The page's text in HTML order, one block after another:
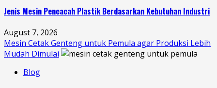
Jenis Mesin Pencacah Plastik Berdasarkan Kebutuhan Industri
August 7, 2026
Mesin Cetak Genteng untuk Pemula agar Produksi Lebih
Mudah Dimulai
Blog